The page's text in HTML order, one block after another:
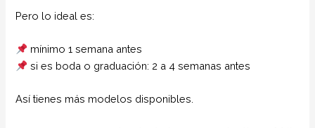
Pero lo ideal es:
mínimo 1 semana antes
si es boda o graduación: 2 a 4 semanas antes
Así tienes más modelos disponibles.